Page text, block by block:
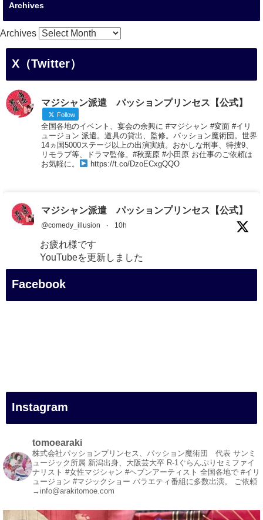
Archives
Archives
X（Twitter）
マジシャン派遣 パッションプリンセス【公式】
Follow
全国各地のイベント、宴会の余興に #マジシャン #変面 #イリ
ュージョン 派遣。道具の貸出、監修。パッション魔術団。世界
14ヵ国5000ステージ以上の出演実績。おかしな刑事、特捜9、
リモラブ等、ドラマ監修。#秋葉原 #小田原 お仕事のご依頼は
お気軽に。
https://t.co/DzoECxgQQO
マジシャン派遣 パッションプリンセス【公式】
@comedy_illusion · 10h
お疲れ様です
YouTubeを更新しました
https://youtu.be/VSlCsjZ-M5g @YouTube
#旅行動画
#一人旅
#観光スポット
#Travel
#ehime
#旅行好きと繋がりたい
1 5 X
Facebook
Instagram
tomoearaki
株式会社パッションプリンセス、パッション魔術団 代表 サンミ
ュージック所属 新潟出身、大阪芸大卒 R-1ぐらんぷりセミファイ
ナリスト #女性マジシャン #ヘブンアーティスト 全国各地で #イリ
ュージョン #マジックショー バラエティ番組に多数出演。 ご依頼
→info@arakitomoe.com